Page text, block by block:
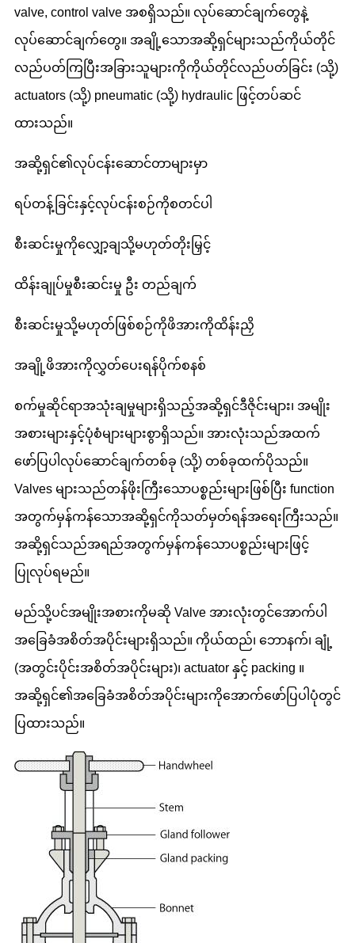
valve, control valve အစရှိသည်။ လုပ်ဆောင်ချက်တွေနဲ့
လုပ်ဆောင်ချက်တွေ။ အချို့သောအဆို့ရှင်များသည်ကိုယ်တိုင်
လည်ပတ်ကြပြီးအခြားသူများကိုကိုယ်တိုင်လည်ပတ်ခြင်း (သို့)
actuators (သို့) pneumatic (သို့) hydraulic ဖြင့်တပ်ဆင်
ထားသည်။
အဆို့ရှင်၏လုပ်ငန်းဆောင်တာများမှာ
ရပ်တန့်ခြင်းနှင့်လုပ်ငန်းစဉ်ကိုစတင်ပါ
စီးဆင်းမှုကိုလျှော့ချသို့မဟုတ်တိုးမြှင့်
ထိန်းချုပ်မှုစီးဆင်းမှု ဦး တည်ချက်
စီးဆင်းမှုသို့မဟုတ်ဖြစ်စဉ်ကိုဖိအားကိုထိန်းညှိ
အချို့ဖိအားကိုလွှတ်ပေးရန်ပိုက်စနစ်
စက်မှုဆိုင်ရာအသုံးချမှုများရှိသည့်အဆို့ရှင်ဒီဇိုင်းများ၊ အမျိုး
အစားများနှင့်ပုံစံများများစွာရှိသည်။ အားလုံးသည်အထက်
ဖော်ပြပါလုပ်ဆောင်ချက်တစ်ခု (သို့) တစ်ခုထက်ပိုသည်။
Valves များသည်တန်ဖိုးကြီးသောပစ္စည်းများဖြစ်ပြီး function
အတွက်မှန်ကန်သောအဆို့ရှင်ကိုသတ်မှတ်ရန်အရေးကြီးသည်။
အဆို့ရှင်သည်အရည်အတွက်မှန်ကန်သောပစ္စည်းများဖြင့်
ပြုလုပ်ရမည်။
မည်သို့ပင်အမျိုးအစားကိုမဆို Valve အားလုံးတွင်အောက်ပါ
အခြေခံအစိတ်အပိုင်းများရှိသည်။ ကိုယ်ထည်၊ ဘောနက်၊ ချုံ့
(အတွင်းပိုင်းအစိတ်အပိုင်းများ)၊ actuator နှင့် packing ။
အဆို့ရှင်၏အခြေခံအစိတ်အပိုင်းများကိုအောက်ဖော်ပြပါပုံတွင်
ပြထားသည်။